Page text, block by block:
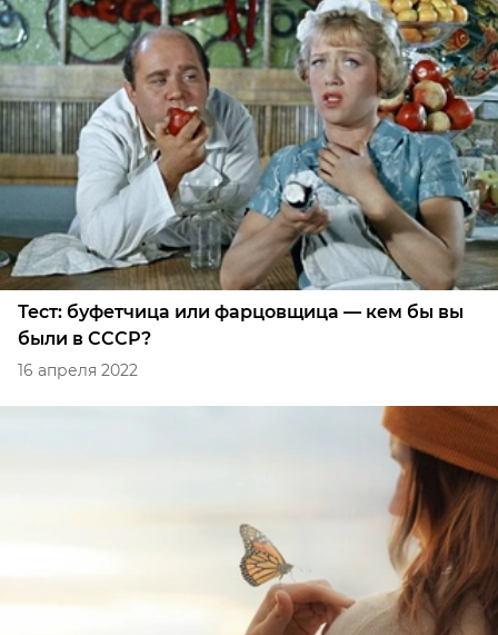
Тест: буфетчица или фарцовщица — кем бы вы
были в СССР?
16 апреля 2022